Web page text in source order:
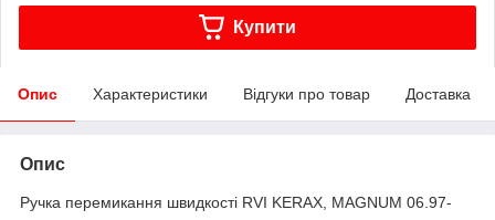
Купити
Опис Характеристики Відгуки про товар Доставка
Опис
Ручка перемикання швидкості RVI KERAX, MAGNUM 06.97-